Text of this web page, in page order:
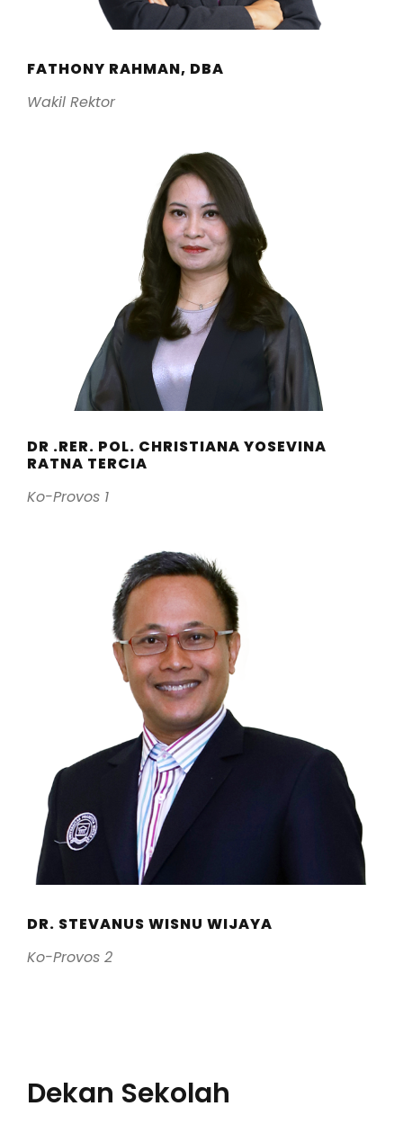
FATHONY RAHMAN, DBA
Wakil Rektor
DR .RER. POL. CHRISTIANA YOSEVINA
RATNA TERCIA
Ko-Provos 1
DR. STEVANUS WISNU WIJAYA
Ko-Provos 2
Dekan Sekolah